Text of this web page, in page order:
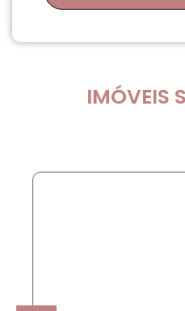
IMÓVEIS